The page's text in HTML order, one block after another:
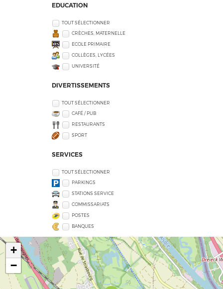
EDUCATION
TOUT SÉLECTIONNER
CRÈCHES, MATERNELLE
ECOLE PRIMAIRE
COLLÈGES, LYCÉES
UNIVERSITÉ
DIVERTISSEMENTS
TOUT SÉLECTIONNER
CAFÉ / PUB
RESTAURANTS
SPORT
SERVICES
TOUT SÉLECTIONNER
PARKINGS
STATIONS SERVICE
COMMISSARIATS
POSTES
BANQUES
+
−